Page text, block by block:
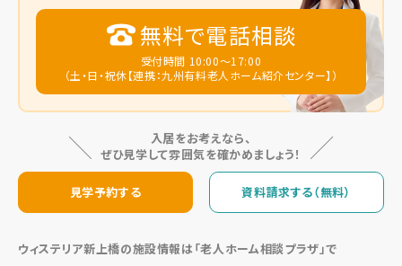
無料で電話相談
受付時間 10:00～17:00
（土・日・祝休【連携：九州有料老人ホーム紹介センター】）
入居をお考えなら、
ぜひ見学して雰囲気を確かめましょう！
見学予約する 資料請求する（無料）
ウィステリア新上橋の施設情報は「老人ホーム相談プラザ」で